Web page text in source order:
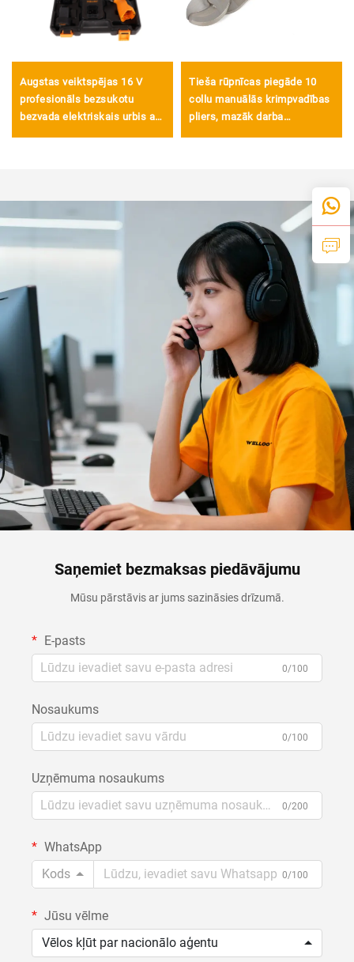
Augstas veiktspējas 16 V
profesionāls bezsukotu
bezvada elektriskais urbis ar
Tieša rūpnīcas piegāde 10
collu manuālās krimpvadības
pliers, mazāk darba
Saņemiet bezmaksas piedāvājumu
Mūsu pārstāvis ar jums sazināsies drīzumā.
E-pasts
0/100
Nosaukums
0/100
Uzņēmuma nosaukums
0/200
WhatsApp
Kods
0/100
Jūsu vēlme
Vēlos kļūt par nacionālo aģentu